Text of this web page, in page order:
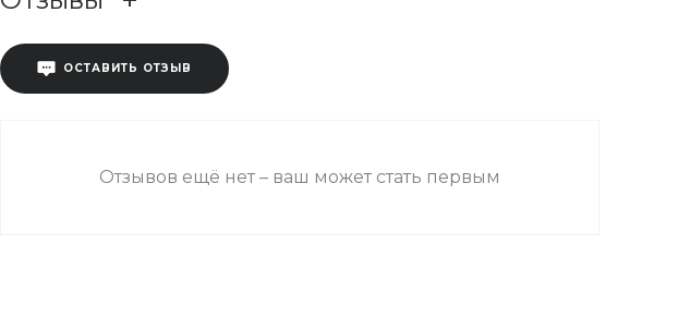
ОСТАВИТЬ ОТЗЫВ
Отзывов ещё нет – ваш может стать первым